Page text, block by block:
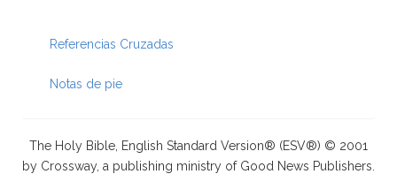
Referencias Cruzadas
Notas de pie
The Holy Bible, English Standard Version® (ESV®) © 2001
by Crossway, a publishing ministry of Good News Publishers.